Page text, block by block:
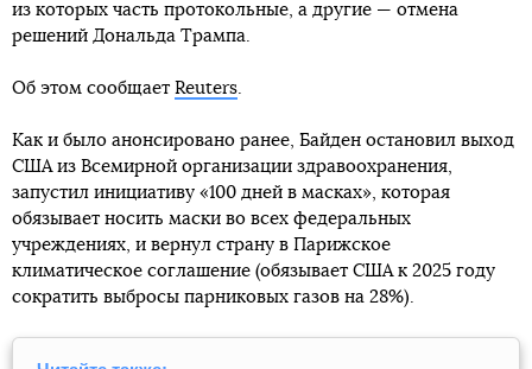
из которых часть протокольные, а другие — отмена
решений Дональда Трампа.
Об этом сообщает Reuters.
Как и было анонсировано ранее, Байден остановил выход
США из Всемирной организации здравоохранения,
запустил инициативу «100 дней в масках», которая
обязывает носить маски во всех федеральных
учреждениях, и вернул страну в Парижское
климатическое соглашение (обязывает США к 2025 году
сократить выбросы парниковых газов на 28%).